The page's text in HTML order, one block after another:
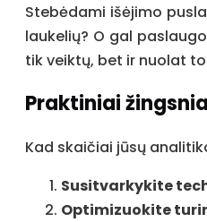
Stebėdami išėjimo
laukelių? O gal
tik veiktų, bet ir nuolat
Praktiniai
Kad skaičiai jūsų
Susitvarkykite
Optimizuokite